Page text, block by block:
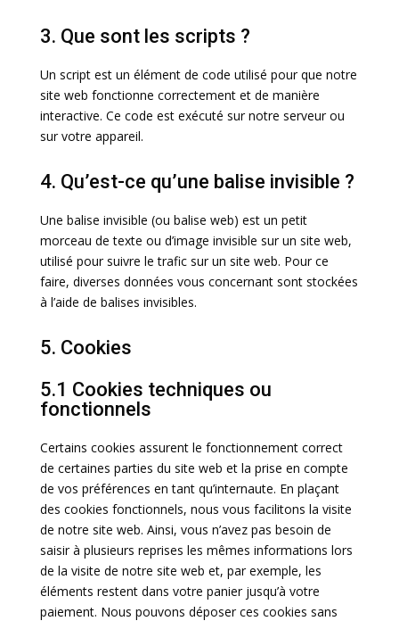
3. Que sont les scripts ?
Un script est un élément de code utilisé pour que notre
site web fonctionne correctement et de manière
interactive. Ce code est exécuté sur notre serveur ou
sur votre appareil.
4. Qu’est-ce qu’une balise invisible ?
Une balise invisible (ou balise web) est un petit
morceau de texte ou d’image invisible sur un site web,
utilisé pour suivre le trafic sur un site web. Pour ce
faire, diverses données vous concernant sont stockées
à l’aide de balises invisibles.
5. Cookies
5.1 Cookies techniques ou
fonctionnels
Certains cookies assurent le fonctionnement correct
de certaines parties du site web et la prise en compte
de vos préférences en tant qu’internaute. En plaçant
des cookies fonctionnels, nous vous facilitons la visite
de notre site web. Ainsi, vous n’avez pas besoin de
saisir à plusieurs reprises les mêmes informations lors
de la visite de notre site web et, par exemple, les
éléments restent dans votre panier jusqu’à votre
paiement. Nous pouvons déposer ces cookies sans